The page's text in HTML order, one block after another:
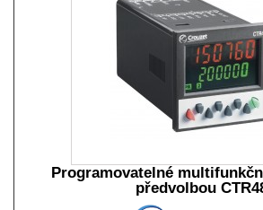
Programovatelné
předvolbou